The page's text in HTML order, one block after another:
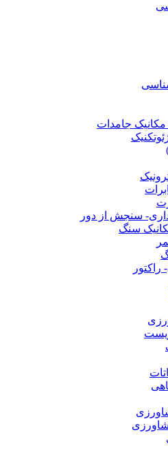
جامدات
سنجش از دور
سنگ